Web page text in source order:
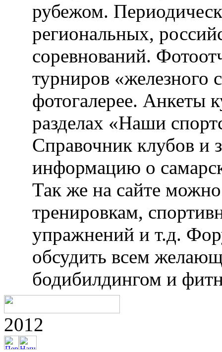
рубежом.
региональных,
соревнований.
турниров «железного
фотогалерее. Анкеты
разделах «Наши
Справочник клубов и
информацию о
Так же на сайте
тренировкам,
упражнений и т.д.
обсудить всем
бодибилдингом и
2012